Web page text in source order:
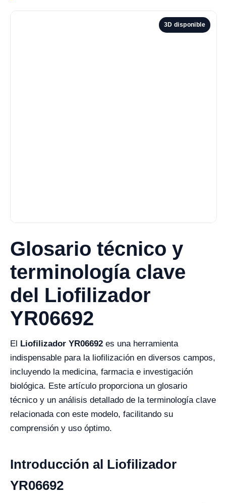
3D disponible
Glosario técnico y
terminología clave
del Liofilizador
YR06692
El Liofilizador YR06692 es una herramienta
indispensable para la liofilización en diversos campos,
incluyendo la medicina, farmacia e investigación
biológica. Este artículo proporciona un glosario
técnico y un análisis detallado de la terminología clave
relacionada con este modelo, facilitando su
comprensión y uso óptimo.
Introducción al Liofilizador
YR06692